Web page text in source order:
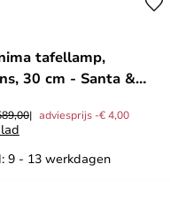
tafellamp,
30 cm - Santa &
adviesprijs -€ 4,00
9 - 13 werkdagen